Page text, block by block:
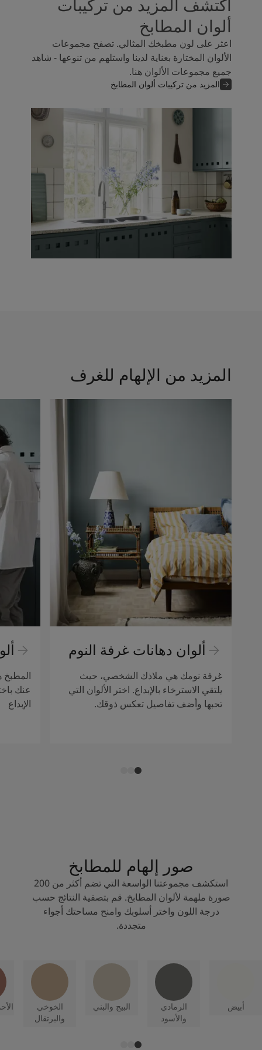
ألوان المطابخ
اعثر على لون مطبخك المثالي. تصفح مجموعات
الألوان المختارة بعناية لدينا واستلهم من تنوعها - شاهد
جميع مجموعات الألوان هنا.
المزيد من تركيبات ألوان المطابخ
المزيد من الإلهام للغرف
ألوان دهانات غرفة النوم
غرفة نومك هي ملاذك الشخصي، حيث
يلتقي الاسترخاء بالإبداع. اختر الألوان التي
تحبها وأضف تفاصيل تعكس ذوقك.
المطبخ
عنك
الإبداع
صور إلهام للمطابخ
استكشف مجموعتنا الواسعة التي تضم أكثر من 200
صورة ملهمة لألوان المطابخ. قم بتصفية النتائج حسب
درجة اللون واختر أسلوبك وامنح مساحتك أجواء
متجددة.
أبيض
الرمادي
والأسود
البيج والبني
الخوخي
والبرتقال